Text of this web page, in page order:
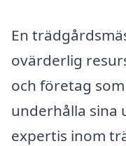
En
ovärderlig
och företag
underhålla sina
expertis inom